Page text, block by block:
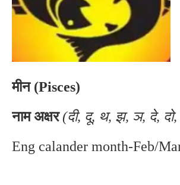
मीन (Pisces)
नाम अक्षर(दी, दू, थ, झ, ञ, दे, दो,
Eng calander month-Feb/